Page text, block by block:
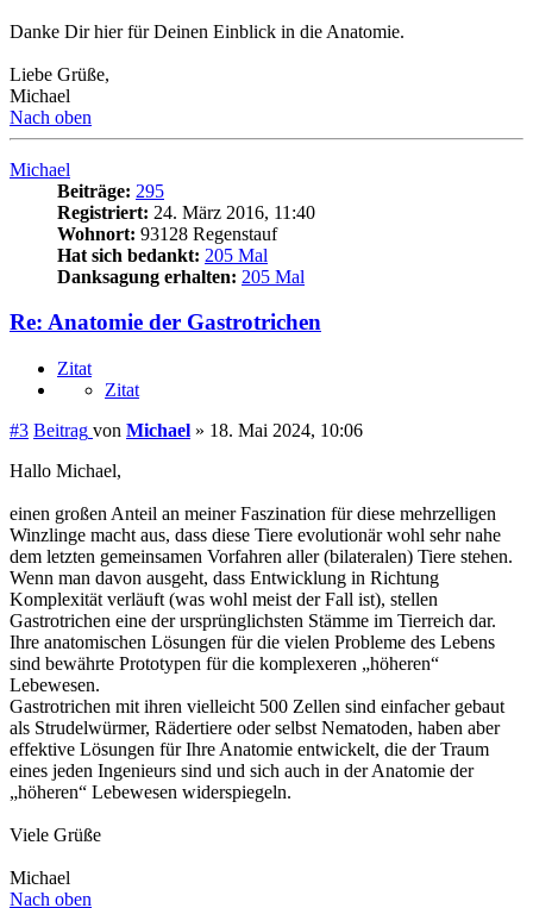
Danke Dir hier für Deinen Einblick in die Anatomie.
Liebe Grüße,
Michael
Nach oben
Michael
Beiträge: 295
Registriert: 24. März 2016, 11:40
Wohnort: 93128 Regenstauf
Hat sich bedankt: 205 Mal
Danksagung erhalten: 205 Mal
Re: Anatomie der Gastrotrichen
Zitat
Zitat
#3 Beitrag von Michael » 18. Mai 2024, 10:06
Hallo Michael,
einen großen Anteil an meiner Faszination für diese mehrzelligen
Winzlinge macht aus, dass diese Tiere evolutionär wohl sehr nahe
dem letzten gemeinsamen Vorfahren aller (bilateralen) Tiere stehen.
Wenn man davon ausgeht, dass Entwicklung in Richtung
Komplexität verläuft (was wohl meist der Fall ist), stellen
Gastrotrichen eine der ursprünglichsten Stämme im Tierreich dar.
Ihre anatomischen Lösungen für die vielen Probleme des Lebens
sind bewährte Prototypen für die komplexeren „höheren“
Lebewesen.
Gastrotrichen mit ihren vielleicht 500 Zellen sind einfacher gebaut
als Strudelwürmer, Rädertiere oder selbst Nematoden, haben aber
effektive Lösungen für Ihre Anatomie entwickelt, die der Traum
eines jeden Ingenieurs sind und sich auch in der Anatomie der
„höheren“ Lebewesen widerspiegeln.
Viele Grüße
Michael
Nach oben